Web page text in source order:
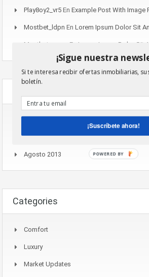
Play8oy2_vr5 En Example Post With Image
Mostbet_ldpn En Lorem Ipsum Dolor Sit
Mostbet_mvpn En Lorem Ipsum Dolor Sit
Agosto 2015
Agosto 2013
Categories
Comfort
Luxury
Market Updates
¡Sigue nuestra
Si te interesa recibir ofertas inmobiliarias,
boletín.
¡Suscríbete ahora!
POWERED BY